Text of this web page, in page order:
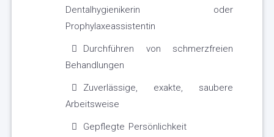
Dentalhygienikerin oder
Prophylaxeassistentin
Durchführen von schmerzfreien
Behandlungen
Zuverlässige, exakte, saubere
Arbeitsweise
Gepflegte Persönlichkeit